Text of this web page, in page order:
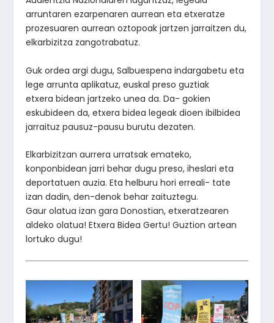
arruntaren ezarpenaren aurrean eta etxeratze
prozesuaren aurrean oztopoak jartzen jarraitzen du,
elkarbizitza zangotrabatuz.
Guk ordea argi dugu, Salbuespena indargabetu eta
lege arrunta aplikatuz, euskal preso guztiak
etxera bidean jartzeko unea da. Da- gokien
eskubideen da, etxera bidea legeak dioen ibilbidea
jarraituz pausuz-pausu burutu dezaten.
Elkarbizitzan aurrera urratsak emateko,
konponbidean jarri behar dugu preso, iheslari eta
deportatuen auzia. Eta helburu hori erreali- tate
izan dadin, den-denok behar zaituztegu.
Gaur olatua izan gara Donostian, etxeratzearen
aldeko olatua! Etxera Bidea Gertu! Guztion artean
lortuko dugu!